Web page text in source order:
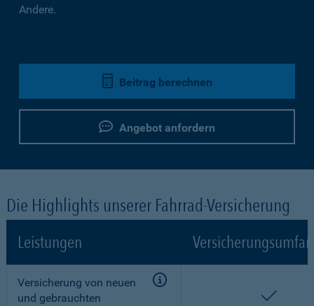
Andere.
Beitrag berechnen
Angebot anfordern
Die Highlights unserer Fahrrad-Versicherung
Leistungen
Versicherung von neuen
und gebrauchten